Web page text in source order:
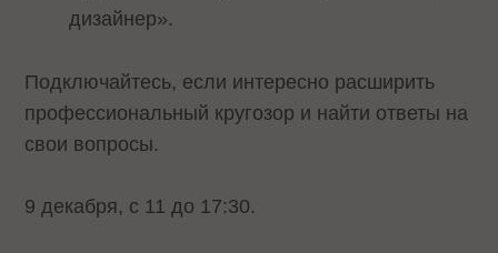
дизайнер».
Подключайтесь, если интересно расширить
профессиональный кругозор и найти ответы на
свои вопросы.
9 декабря, с 11 до 17:30.